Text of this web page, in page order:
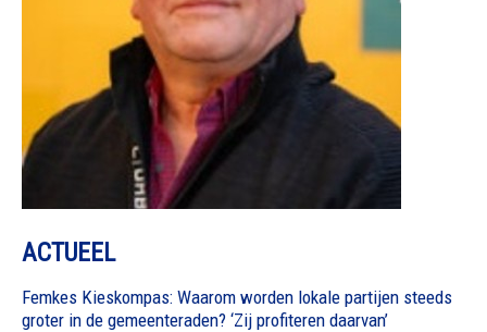
ACTUEEL
Femkes Kieskompas: Waarom worden lokale partijen steeds
groter in de gemeenteraden? ‘Zij profiteren daarvan’